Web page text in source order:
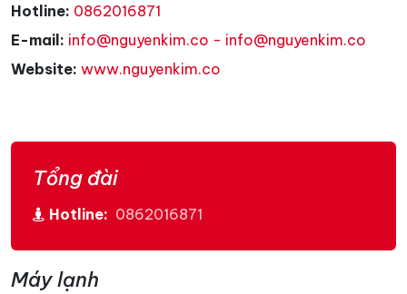
Hotline: 0862016871
E-mail: info@nguyenkim.co - info@nguyenkim.co
Website: www.nguyenkim.co
Tổng đài
Hotline: 0862016871
Máy lạnh